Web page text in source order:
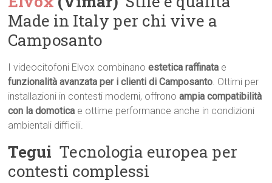
Made in Italy per chi vive a
Camposanto
I videocitofoni Elvox combinanoestetica raffinata e
funzionalità avanzata per i clienti di Camposanto. Ottimi per
installazioni in contesti moderni, offronoampia compatibilità
con la domotica e ottime performance anche in condizioni
ambientali difficili.
Tegui  Tecnologia europea per
contesti complessi